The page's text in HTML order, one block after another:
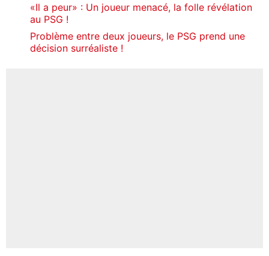
«Il a peur» : Un joueur menacé, la folle révélation
au PSG !
Problème entre deux joueurs, le PSG prend une
décision surréaliste !